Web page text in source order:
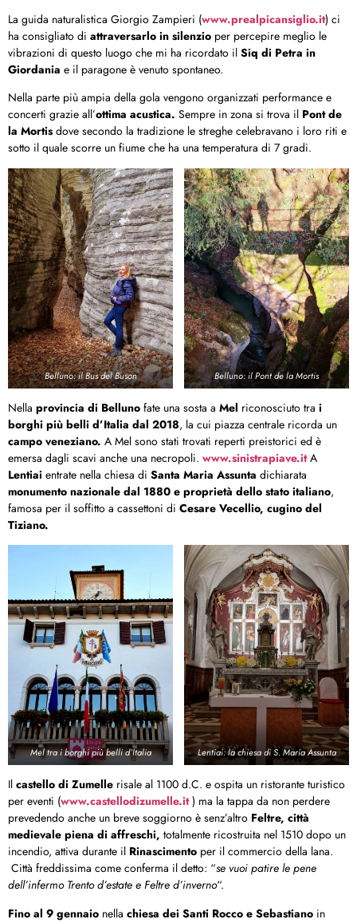
La guida naturalistica Giorgio Zampieri (www.prealpicansiglio.it) ci
ha consigliato di attraversarlo in silenzio per percepire meglio le
vibrazioni di questo luogo che mi ha ricordato il Siq di Petra in
Giordania e il paragone è venuto spontaneo.
Nella parte più ampia della gola vengono organizzati performance e
concerti grazie all’ottima acustica. Sempre in zona si trova il Pont de
la Mortis dove secondo la tradizione le streghe celebravano i loro riti e
sotto il quale scorre un fiume che ha una temperatura di 7 gradi.
Belluno: il Bus del Buson Belluno: il Pont de la Mortis
Nella provincia di Belluno fate una sosta a Mel riconosciuto tra i
borghi più belli d’Italia dal 2018, la cui piazza centrale ricorda un
campo veneziano. A Mel sono stati trovati reperti preistorici ed è
emersa dagli scavi anche una necropoli. www.sinistrapiave.itA
Lentiai entrate nella chiesa di Santa Maria Assunta dichiarata
monumento nazionale dal 1880 e proprietà dello stato italiano,
famosa per il soffitto a cassettoni di Cesare Vecellio, cugino del
Tiziano.
Mel tra i borghi più belli d’Italia Lentiai: la chiesa di S. Maria Assunta
Il castello di Zumelle risale al 1100 d.C. e ospita un ristorante turistico
per eventi (www.castellodizumelle.it ) ma la tappa da non perdere
prevedendo anche un breve soggiorno è senz’altro Feltre, città
medievale piena di affreschi, totalmente ricostruita nel 1510 dopo un
incendio, attiva durante il Rinascimento per il commercio della lana.
Città freddissima come conferma il detto: “se vuoi patire le pene
dell’infermo Trento d’estate e Feltre d’inverno“.
Fino al 9 gennaio nella chiesa dei Santi Rocco e Sebastiano in